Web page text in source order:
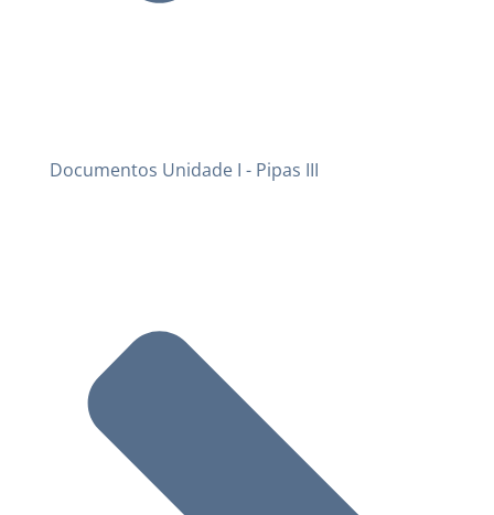
Documentos Unidade I - Pipas III